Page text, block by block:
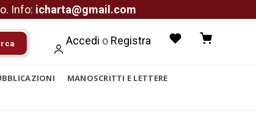
Info: icharta@gmail.com
Accedi o Registra
MANOSCRITTI E LETTERE